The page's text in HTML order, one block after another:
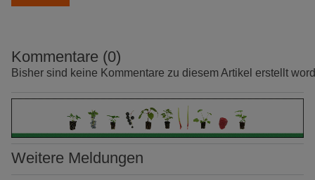
Kommentare (0)
Bisher sind keine Kommentare zu diesem Artikel erstellt
Weitere Meldungen